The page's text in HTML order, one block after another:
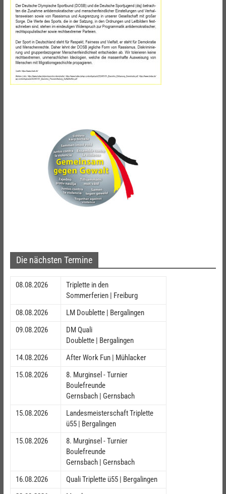
Die nächsten Termine
08.08.2026
Triplette in den
Sommerferien | Freiburg
08.08.2026
LM Doublette | Bergalingen
09.08.2026
DM Quali
Doublette | Bergalingen
14.08.2026
After Work Fun | Mühlacker
15.08.2026
8. Murginsel - Turnier
Boulefreunde
Gernsbach | Gernsbach
15.08.2026
Landesmeisterschaft Triplette
ü55 | Bergalingen
15.08.2026
8. Murginsel - Turnier
Boulefreunde
Gernsbach | Gernsbach
16.08.2026
Quali Triplette ü55 | Bergalingen